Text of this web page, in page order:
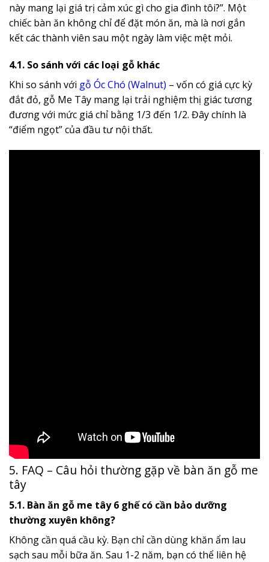
này mang lại giá trị cảm xúc gì cho gia đình tôi?”. Một
chiếc bàn ăn không chỉ để đặt món ăn, mà là nơi gắn
kết các thành viên sau một ngày làm việc mệt mỏi.
4.1. So sánh với các loại gỗ khác
Khi so sánh với gỗ Óc Chó (Walnut) – vốn có giá cực kỳ
đắt đỏ, gỗ Me Tây mang lại trải nghiệm thị giác tương
đương với mức giá chỉ bằng 1/3 đến 1/2. Đây chính là
“điểm ngọt” của đầu tư nội thất.
5. FAQ – Câu hỏi thường gặp về bàn ăn gỗ me
tây
5.1. Bàn ăn gỗ me tây 6 ghế có cần bảo dưỡng
thường xuyên không?
Không cần quá cầu kỳ. Bạn chỉ cần dùng khăn ẩm lau
sạch sau mỗi bữa ăn. Sau 1-2 năm, bạn có thể liên hệ